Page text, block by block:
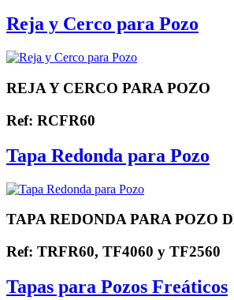
Reja y Cerco para Pozo
REJA Y CERCO PARA POZO
Ref: RCFR60
Tapa Redonda para Pozo
TAPA REDONDA PARA POZO
Ref: TRFR60, TF4060 y TF2560
Tapas para Pozos Freáticos